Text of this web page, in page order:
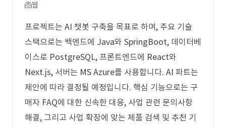
웹
프로젝트는 AI 챗봇 구축을 목표로 하며, 주요 기술
스택으로는 백엔드에 Java와 SpringBoot, 데이터베
이스로 PostgreSQL, 프론트엔드에 React와
Next.js, 서버는 MS Azure를 사용합니다. AI 파트는
제안에 따라 결정될 예정입니다. 핵심 기능으로는 구
매자 FAQ에 대한 신속한 대응, 사업 관련 문의사항
해결, 그리고 사업 확장에 맞는 제품 검색 및 추천 기